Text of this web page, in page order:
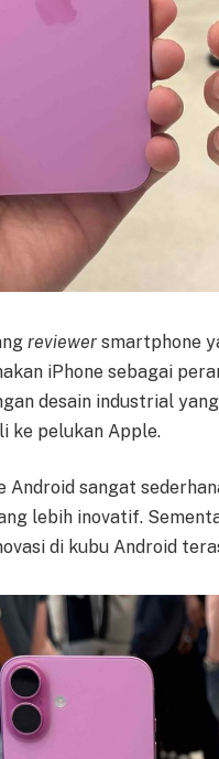
reviewersmartphone
iPhone sebagai
desain industrial
ke pelukan Apple.
Android sangat
lebih inovatif.
di kubu Android